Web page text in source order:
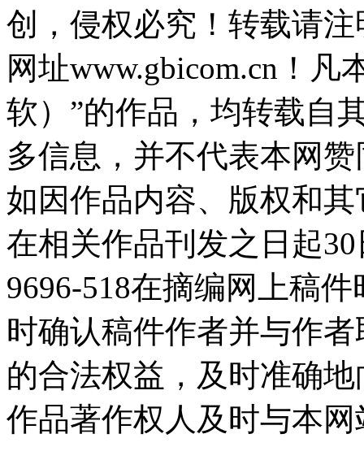
创，侵权必究！转载请
网址www.gbicom.cn！
软）”的作品，均转载自
多信息，并不代表本网
如因作品内容、版权和
在相关作品刊发之日起
9696-518在摘编网上稿
时确认稿件作者并与作
的合法权益，及时准确
作品著作权人及时与本